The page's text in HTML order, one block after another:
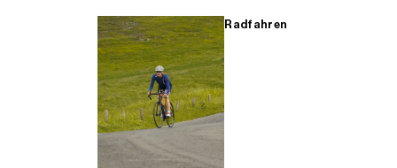
Radfahren